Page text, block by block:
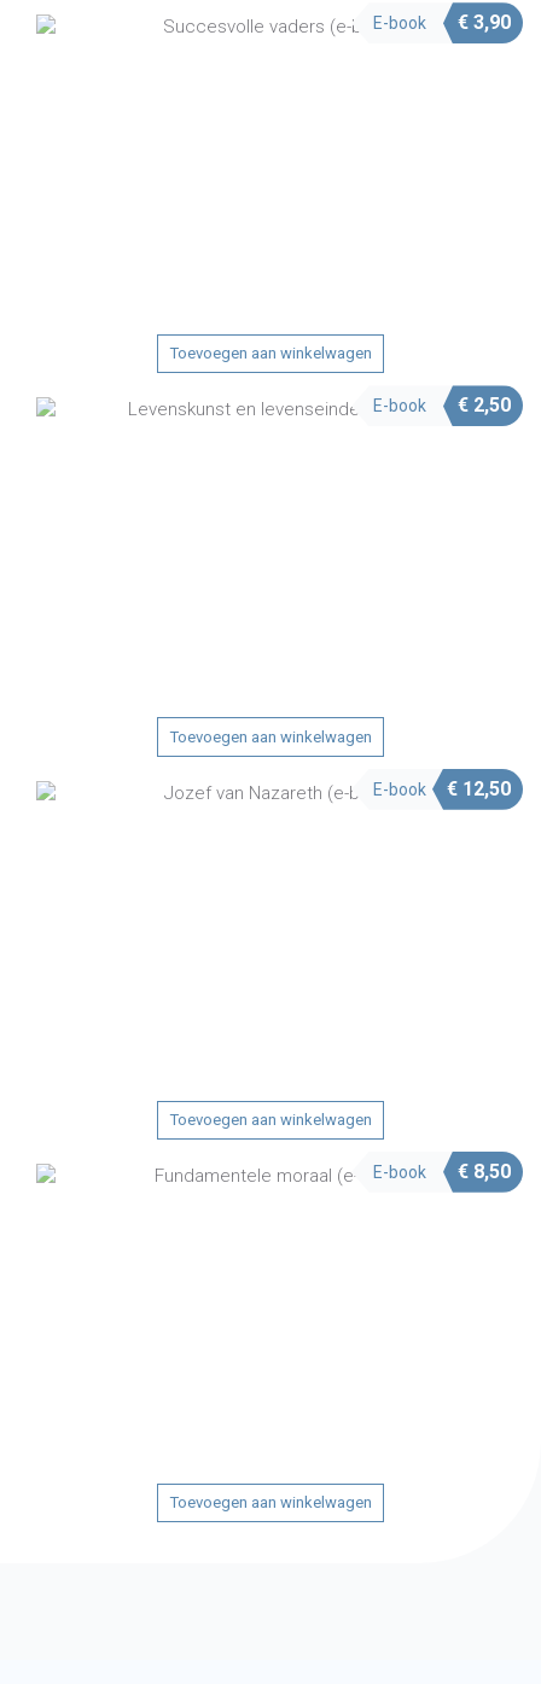
E-book € 3,90
Toevoegen aan winkelwagen
E-book € 2,50
Toevoegen aan winkelwagen
E-book € 12,50
Toevoegen aan winkelwagen
E-book € 8,50
Toevoegen aan winkelwagen